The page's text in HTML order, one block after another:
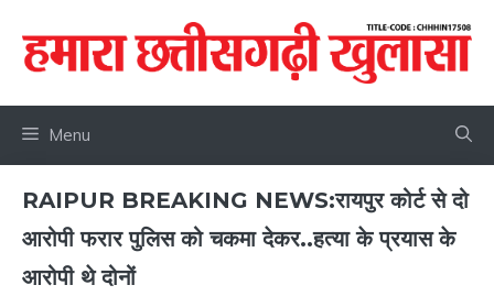
content
Menu
RAIPUR BREAKING NEWS:रायपुर कोर्ट से दो
आरोपी फरार पुलिस को चकमा देकर..हत्या के प्रयास के
आरोपी थे दोनों